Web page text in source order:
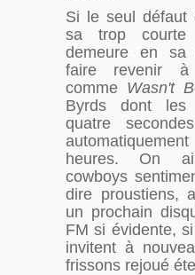
Si le seul défaut
sa trop
demeure en sa
faire revenir
comme Wasn't
Byrds dont
quatre
heures. On
cowboys
dire proustiens,
un prochain
FM si évidente,
invitent à
frissons rejoué